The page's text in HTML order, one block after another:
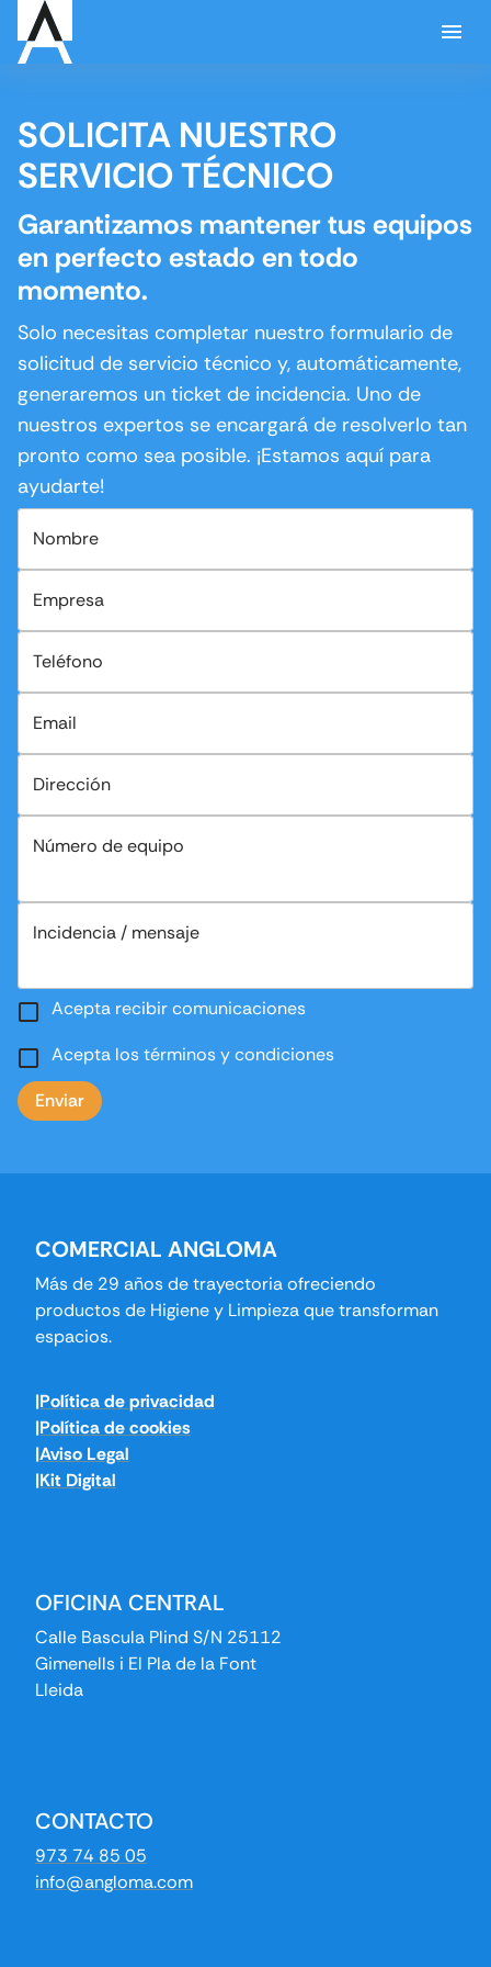
Nombre
Empresa
Teléfono
Email
Dirección
Número de equipo
Incidencia / mensaje
Acepta recibir comunicaciones
Acepta los términos y condiciones
Enviar
SOLICITA NUESTRO
SERVICIO TÉCNICO
Garantizamos mantener tus equipos
en perfecto estado en todo
momento.
Solo necesitas completar nuestro formulario de
solicitud de servicio técnico y, automáticamente,
generaremos un ticket de incidencia. Uno de
nuestros expertos se encargará de resolverlo tan
pronto como sea posible. ¡Estamos aquí para
ayudarte!
COMERCIAL ANGLOMA
Más de 29 años de trayectoria ofreciendo
productos de Higiene y Limpieza que transforman
espacios.
|Política de privacidad
|Política de cookies
|Aviso Legal
|Kit Digital
OFICINA CENTRAL
Calle Bascula Plind S/N 25112
Gimenells i El Pla de la Font
Lleida
CONTACTO
973 74 85 05
info@angloma.com